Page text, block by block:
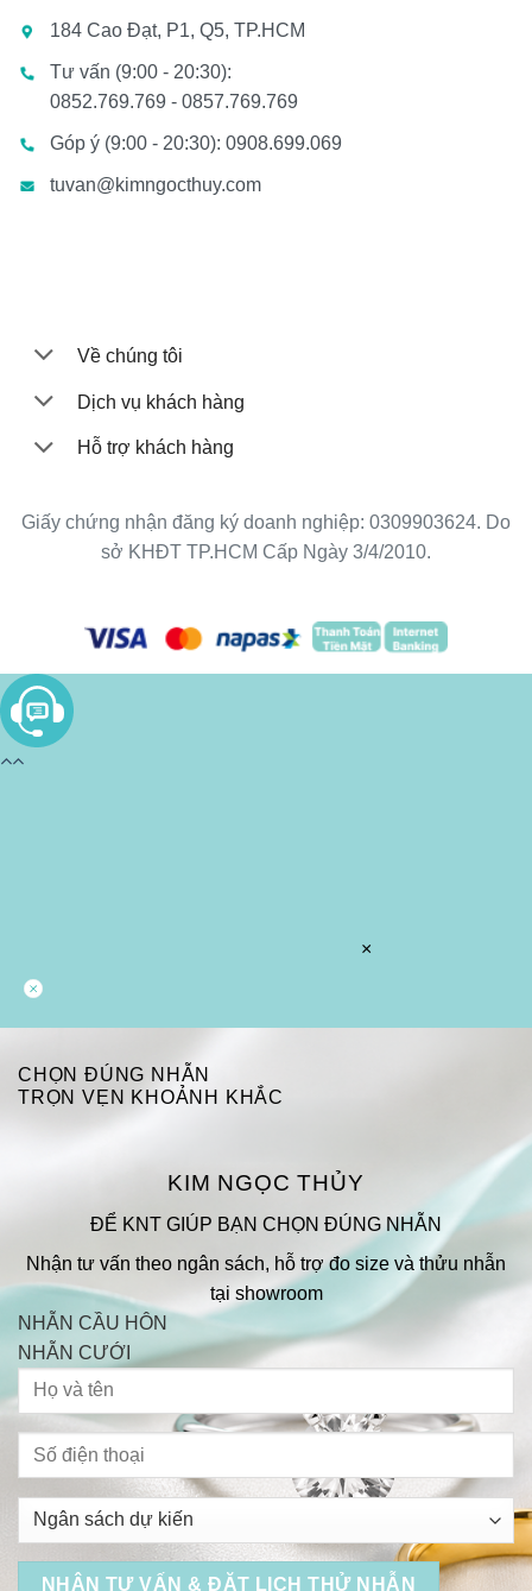
184 Cao Đạt, P1, Q5, TP.HCM
Tư vấn (9:00 - 20:30):
0852.769.769 - 0857.769.769
Góp ý (9:00 - 20:30): 0908.699.069
tuvan@kimngocthuy.com
Về chúng tôi
Dịch vụ khách hàng
Hỗ trợ khách hàng
Giấy chứng nhận đăng ký doanh nghiệp: 0309903624. Do
sở KHĐT TP.HCM Cấp Ngày 3/4/2010.
×
CHỌN ĐÚNG NHẪN
TRỌN VẸN KHOẢNH KHẮC
KIM NGỌC THỦY
ĐỂ KNT GIÚP BẠN CHỌN ĐÚNG NHẪN
Nhận tư vấn theo ngân sách, hỗ trợ đo size và thửu nhẫn
tại showroom
NHẪN CẦU HÔN
NHẪN CƯỚI